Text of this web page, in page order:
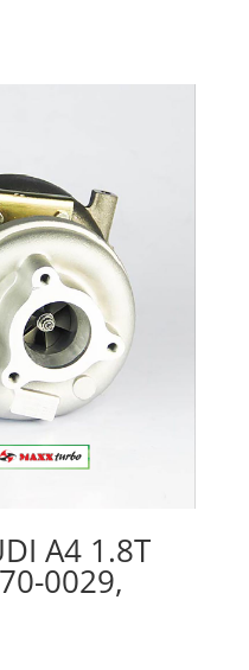
A4 1.8T
0029,